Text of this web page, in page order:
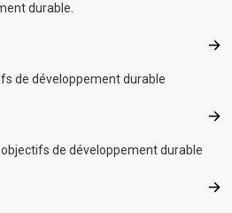
durable.
de développement durable
Agir
de développement durable